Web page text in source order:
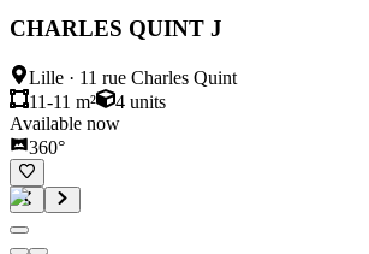
CHARLES QUINT J
Lille · 11 rue Charles Quint
11-11 m²
4 units
Available now
360°